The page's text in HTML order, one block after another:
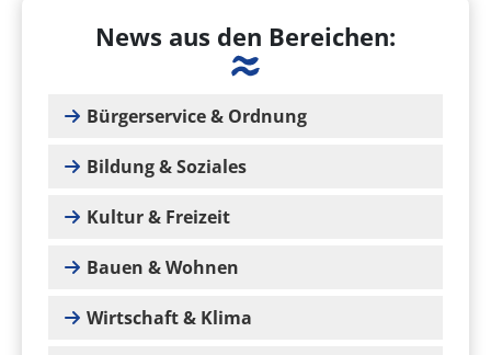
News aus den Bereichen:
Bürgerservice & Ordnung
Bildung & Soziales
Kultur & Freizeit
Bauen & Wohnen
Wirtschaft & Klima